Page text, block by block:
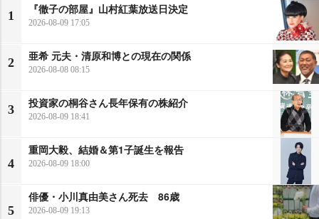
1
『徹子の部屋』山村紅葉放送日決定
2026-08-09 17:05
2
亜希 元夫・清原和博との現在の関係
2026-08-08 08:15
3
投資家の桐谷さん長年保有の株紹介
2026-08-09 18:41
4
重岡大毅、結婚＆第1子誕生を報告
2026-08-09 18:00
5
俳優・小川真由美さん死去 86歳
2026-08-09 19:13